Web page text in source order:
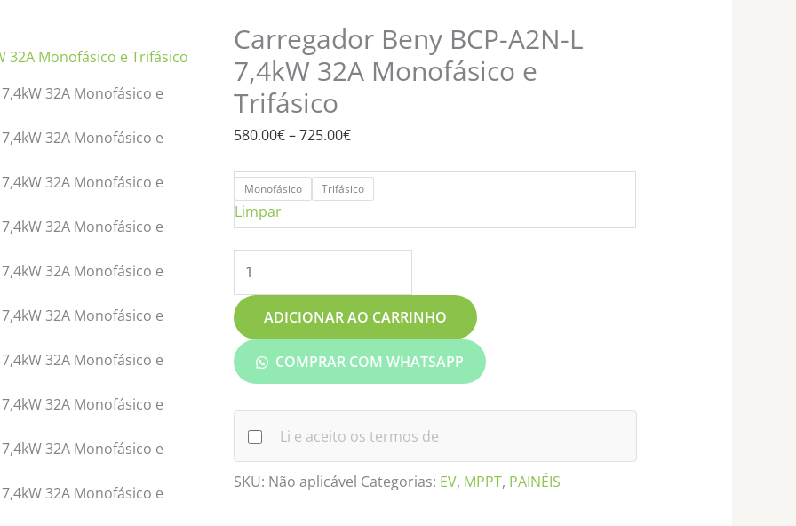
Carregador Beny BCP-A2N-L
7,4kW 32A Monofásico e
Trifásico
580.00€ – 725.00€
através
725.00€
Monofásico Trifásico
Limpar
L
7,4kW
32A
Monofásico
e
quantidade
ADICIONAR AO CARRINHO
COMPRAR COM WHATSAPP
Li e aceito os termos de
SKU: Não aplicável Categorias: EV, MPPT, PAINÉIS